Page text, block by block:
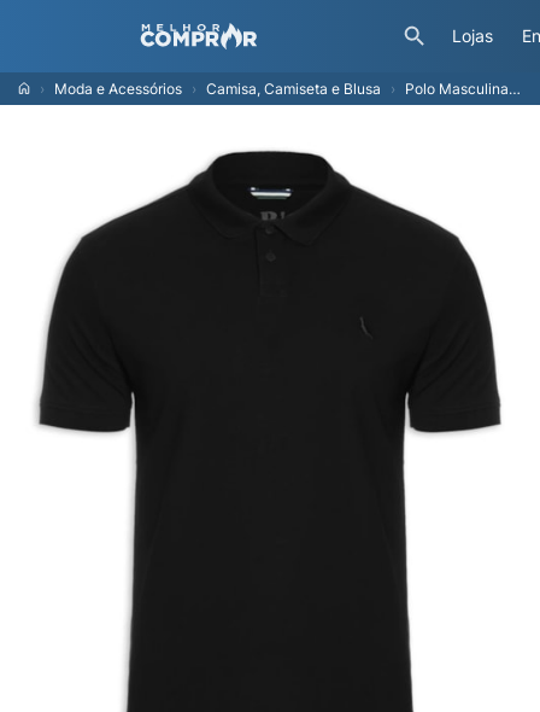
Lojas
Moda e Acessórios Camisa, Camiseta e Blusa Polo Masculina Pima Piquet - Preto